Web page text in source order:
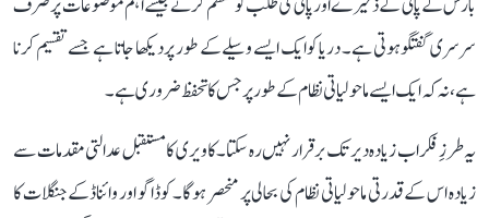
سرسری گفتگو ہوتی ہے۔ دریا کو ایک ایسے وسیلے کے طور پر دیکھا جاتا ہے جسے تقسیم کرنا
ہے، نہ کہ ایک ایسے ماحولیاتی نظام کے طور پر جس کا تحفظ ضروری ہے۔
یہ طرزِ فکر اب زیادہ دیر تک برقرار نہیں رہ سکتا۔ کاویری کا مستقبل عدالتی مقدمات سے
زیادہ اس کے قدرتی ماحولیاتی نظام کی بحالی پر منحصر ہوگا۔ کوڈاگو اور وائناڈ کے جنگلات کا